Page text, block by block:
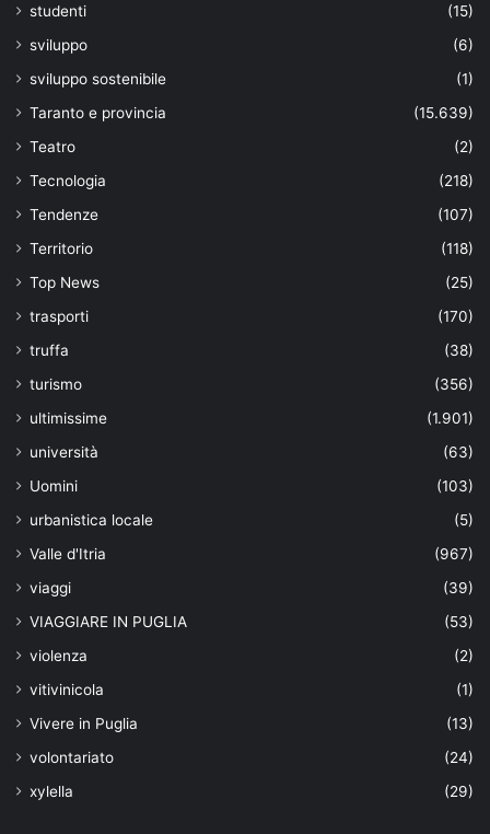
studenti
(15)
sviluppo
(6)
sviluppo sostenibile
(1)
Taranto e provincia
(15.639)
Teatro
(2)
Tecnologia
(218)
Tendenze
(107)
Territorio
(118)
Top News
(25)
trasporti
(170)
truffa
(38)
turismo
(356)
ultimissime
(1.901)
università
(63)
Uomini
(103)
urbanistica locale
(5)
Valle d'Itria
(967)
viaggi
(39)
VIAGGIARE IN PUGLIA
(53)
violenza
(2)
vitivinicola
(1)
Vivere in Puglia
(13)
volontariato
(24)
xylella
(29)